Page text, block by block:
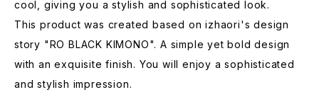
cool, giving you a stylish and sophisticated look.
This product was created based on izhaori's design
story "RO BLACK KIMONO". A simple yet bold design
with an exquisite finish. You will enjoy a sophisticated
and stylish impression.